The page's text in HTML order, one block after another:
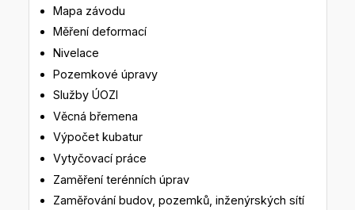
Mapa závodu
Měření deformací
Nivelace
Pozemkové úpravy
Služby ÚOZI
Věcná břemena
Výpočet kubatur
Vytyčovací práce
Zaměření terénních úprav
Zaměřování budov, pozemků, inženýrských sítí